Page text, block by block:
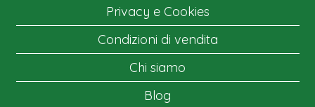
Privacy e Cookies
Condizioni di vendita
Chi siamo
Blog